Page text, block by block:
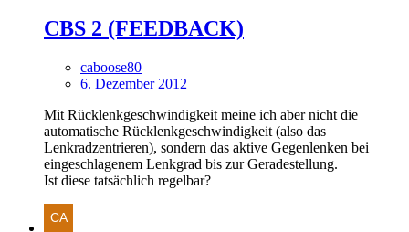
CBS 2 (FEEDBACK)
caboose80
6. Dezember 2012
Mit Rücklenkgeschwindigkeit meine ich aber nicht die
automatische Rücklenkgeschwindigkeit (also das
Lenkradzentrieren), sondern das aktive Gegenlenken bei
eingeschlagenem Lenkgrad bis zur Geradestellung.
Ist diese tatsächlich regelbar?